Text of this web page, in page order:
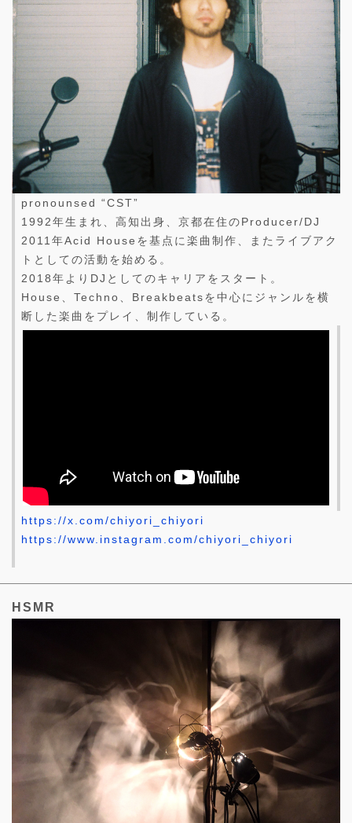
pronounsed “CST”
1992年生まれ、高知出身、京都在住のProducer/DJ
2011年Acid Houseを基点に楽曲制作、またライブアク
トとしての活動を始める。
2018年よりDJとしてのキャリアをスタート。
House、Techno、Breakbeatsを中心にジャンルを横
断した楽曲をプレイ、制作している。
https://x.com/chiyori_chiyori
https://www.instagram.com/chiyori_chiyori
HSMR